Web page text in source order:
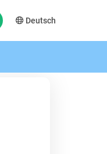
Deutsch